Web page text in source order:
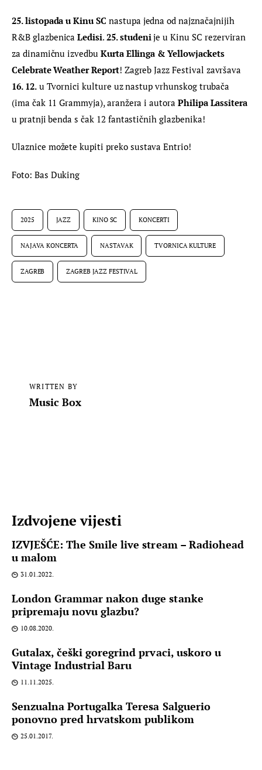
25. listopada u Kinu SC nastupa jedna od najznačajnijih
R&B glazbenica Ledisi. 25. studeni je u Kinu SC rezerviran
za dinamičnu izvedbu Kurta Ellinga & Yellowjackets
Celebrate Weather Report! Zagreb Jazz Festival završava
16. 12. u Tvornici kulture uz nastup vrhunskog trubača
(ima čak 11 Grammyja), aranžera i autora Philipa Lassitera
u pratnji benda s čak 12 fantastičnih glazbenika!
Ulaznice možete kupiti preko sustava Entrio!
Foto: Bas Duking
2025 JAZZ KINO SC KONCERTI
NAJAVA KONCERTA NASTAVAK TVORNICA KULTURE
ZAGREB ZAGREB JAZZ FESTIVAL
WRITTEN BY
Music Box
Izdvojene vijesti
IZVJEŠĆE: The Smile live stream – Radiohead
u malom
31.01.2022.
London Grammar nakon duge stanke
pripremaju novu glazbu?
10.08.2020.
Gutalax, češki goregrind prvaci, uskoro u
Vintage Industrial Baru
11.11.2025.
Senzualna Portugalka Teresa Salguerio
ponovno pred hrvatskom publikom
25.01.2017.